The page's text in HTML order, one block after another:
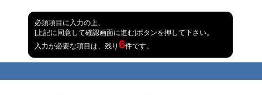
必須項目に入力の上、
[上記に同意して確認画面に進む]ボタンを押して下さい。
入力が必要な項目は、残り 6件です。